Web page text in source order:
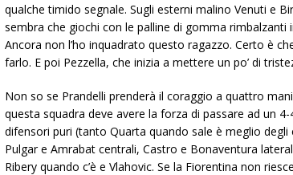
qualche timido segnale. Sugli esterni malino Venuti e
sembra che giochi con le palline di gomma rimbalzanti
Ancora non l’ho inquadrato questo ragazzo. Certo è
farlo. E poi Pezzella, che inizia a mettere un po’ di
Non so se Prandelli prenderà il coraggio a quattro
questa squadra deve avere la forza di passare ad un
difensori puri (tanto Quarta quando sale è meglio
Pulgar e Amrabat centrali, Castro e Bonaventura
Ribery quando c’è e Vlahovic. Se la Fiorentina non